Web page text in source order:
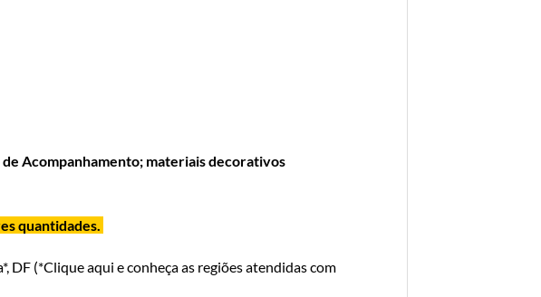
Acompanhamento; materiais decorativos
quantidades.
DF (*Clique aqui e conheça as regiões atendidas com